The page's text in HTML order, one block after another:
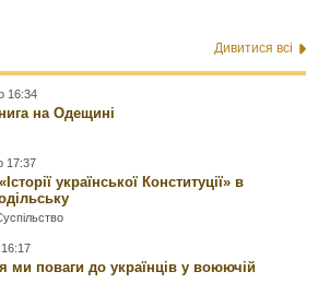
Дивитися всі
16:34
на Одещині
17:37
української Конституції» в
16:17
ми поваги до українців у воюючій